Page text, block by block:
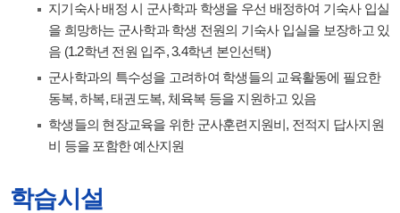
지기숙사 배정 시 군사학과 학생을 우선 배정하여 기숙사 입실
을 희망하는 군사학과 학생 전원의 기숙사 입실을 보장하고 있
음 (1.2학년 전원 입주, 3.4학년 본인선택)
군사학과의 특수성을 고려하여 학생들의 교육활동에 필요한
동복, 하복, 태권도복, 체육복 등을 지원하고 있음
학생들의 현장교육을 위한 군사훈련지원비, 전적지 답사지원
비 등을 포함한 예산지원
학습시설